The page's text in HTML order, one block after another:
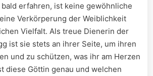
erfahren, ist keine gewöhnliche
⁤Verkörperung der Weiblichkeit
Vielfalt.⁣ Als treue Dienerin der
ist sie stets an ihrer Seite, um ihren
und zu schützen, was ihr am Herzen
diese Göttin genau und welchen